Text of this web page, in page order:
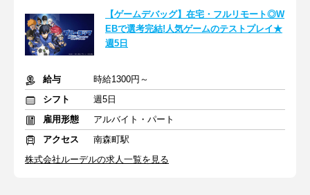
【ゲームデバッグ】在宅・フルリモート◎W
EBで選考完結!人気ゲームのテストプレイ★
週5日
給与
時給1300円～
シフト
週5日
雇用形態
アルバイト・パート
アクセス
南森町駅
株式会社ルーデルの求人一覧を見る